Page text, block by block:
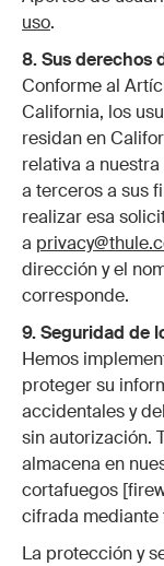
uso.
8. Sus derechos
Conforme al
California, los
residan en
relativa a
a terceros a sus
realizar esa
a
dirección y el
corresponde.
9. Seguridad de
Hemos
proteger su
accidentales y
sin autorización.
almacena en
cortafuegos
cifrada mediante
La protección y